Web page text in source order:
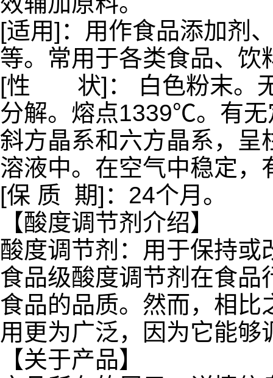
[适用]：用作食品添加剂
等。常用于各类食品、饮
[性 状]： 白色粉末。无
分解。熔点1339℃。有无
斜方晶系和六方晶系，呈
溶液中。在空气中稳定，
[保 质 期]：24个月。
【酸度调节剂介绍】
酸度调节剂：用于保持
食品级酸度调节剂在食品
食品的品质。然而，相比
用更为广泛，因为它能够
【关于产品】